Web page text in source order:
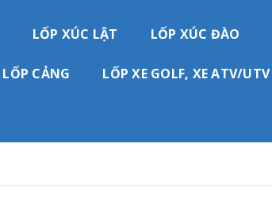
LỐP XÚC LẬT LỐP XÚC ĐÀO
LỐP CẢNG LỐP XE GOLF, XE ATV/UTV